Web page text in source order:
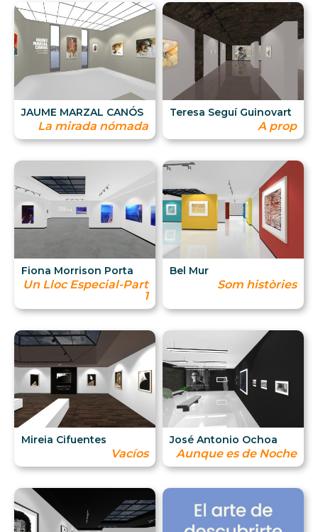
JAUME MARZAL CANÓS
La mirada nómada
Teresa Seguí Guinovart
A prop
Fiona Morrison Porta
Un Lloc Especial-Part
1
Bel Mur
Som històries
Mireia Cifuentes
Vacíos
José Antonio Ochoa
Aunque es de Noche